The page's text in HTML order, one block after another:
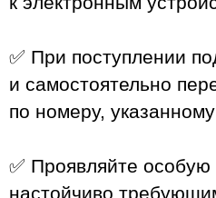
✅ При поступлении
и самостоятельно
по номеру,
✅ Проявляйте
настойчиво